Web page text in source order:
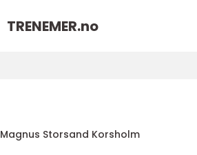
TRENEMER.no
Magnus Storsand Korsholm